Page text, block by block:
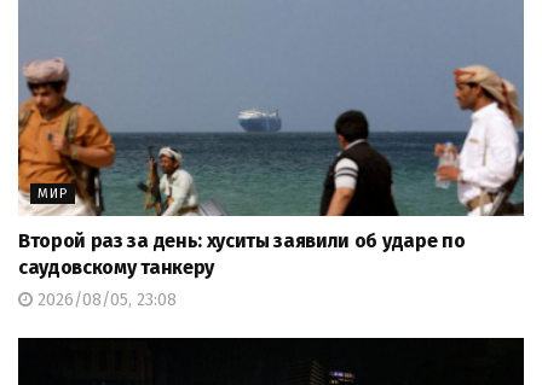
МИР
Второй раз за день: хуситы заявили об ударе по
саудовскому танкеру
2026/08/05, 23:08